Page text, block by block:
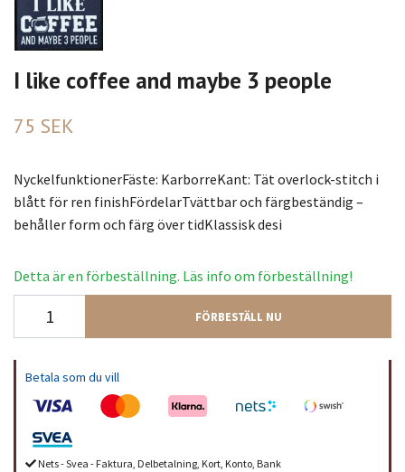
I like coffee and maybe 3 people
75 SEK
NyckelfunktionerFäste: KarborreKant: Tät overlock-stitch i
blått för ren finishFördelarTvättbar och färgbeständig –
behåller form och färg över tidKlassisk desi
Detta är en förbeställning. Läs info om förbeställning!
FÖRBESTÄLL NU
Betala som du vill
Nets - Svea - Faktura, Delbetalning, Kort, Konto, Bank